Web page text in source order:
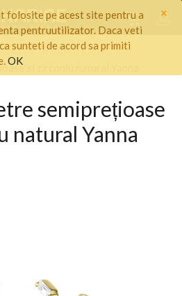
×
folosite pe acest site pentru a
pentruutilizator. Daca veti
sunteti de acord sa primiti
OK
/ Bijuterii Cadou
/
și zirconiu natural Yanna
semiprețioase
natural Yanna